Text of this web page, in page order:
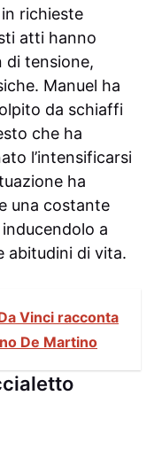
richieste
atti hanno
di tensione,
Manuel ha
da schiaffi
che ha
l’intensificarsi
ha
una costante
a
abitudini di vita.
Vinci racconta
De Martino